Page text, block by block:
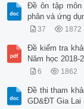
Đề ôn tập
phân và ứng
37 1872
Đề kiểm tra
Năm học
6 1862
Đề thi tham
GD&ĐT Gia Lai